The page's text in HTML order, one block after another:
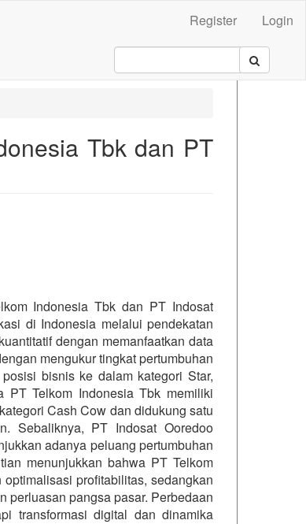
Register Login
Tbk dan PT
Indonesia Tbk dan PT Indosat
di Indonesia melalui pendekatan
dengan memanfaatkan data
mengukur tingkat pertumbuhan
bisnis ke dalam kategori Star,
PT Telkom Indonesia Tbk memiliki
Cash Cow dan didukung satu
Sebaliknya, PT Indosat Ooredoo
adanya peluang pertumbuhan
menunjukkan bahwa PT Telkom
profitabilitas, sedangkan
perluasan pangsa pasar. Perbedaan
transformasi digital dan dinamika